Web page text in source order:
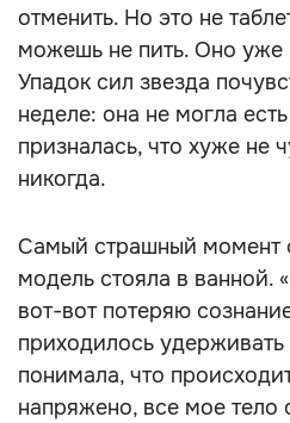
отменить. Но это не
можешь не пить. Оно уже
Упадок сил звезда
неделе: она не могла
призналась, что хуже не
никогда.
Самый страшный момент
модель стояла в ванной.
вот-вот потеряю
приходилось
понимала, что
напряжено, все мое тело